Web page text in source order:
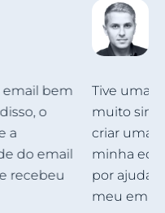
e SMS
O Mysignature é
Posso facilmente
excelente para a
de suporte
assinatura para o